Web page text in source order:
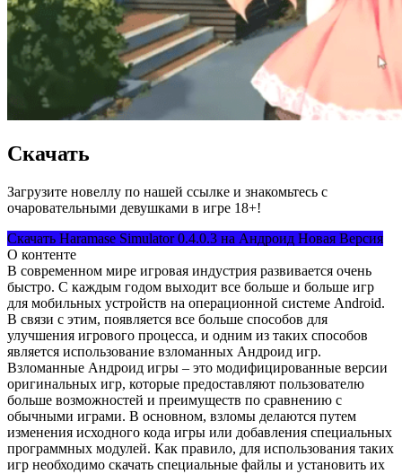
Скачать
Загрузите новеллу по нашей ссылке и знакомьтесь с
очаровательными девушками в игре 18+!
Скачать Haramase Simulator 0.4.0.3 на Андроид Новая Версия
О контенте
В современном мире игровая индустрия развивается очень
быстро. С каждым годом выходит все больше и больше игр
для мобильных устройств на операционной системе Android.
В связи с этим, появляется все больше способов для
улучшения игрового процесса, и одним из таких способов
является использование взломанных Андроид игр.
Взломанные Андроид игры – это модифицированные версии
оригинальных игр, которые предоставляют пользователю
больше возможностей и преимуществ по сравнению с
обычными играми. В основном, взломы делаются путем
изменения исходного кода игры или добавления специальных
программных модулей. Как правило, для использования таких
игр необходимо скачать специальные файлы и установить их